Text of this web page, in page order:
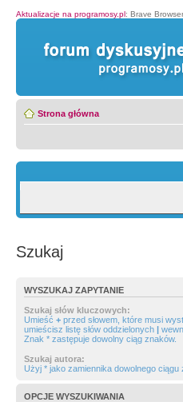
Aktualizacje na programosy.pl: Brave Browser
Strona główna
Szukaj
WYSZUKAJ ZAPYTANIE
Szukaj słów kluczowych:
Umieść + przed słowem, które musi
umieścisz listę słów oddzielonych |
Znak * zastępuje dowolny ciąg znaków.
Szukaj autora:
Użyj * jako zamiennika dowolnego ciągu
OPCJE WYSZUKIWANIA